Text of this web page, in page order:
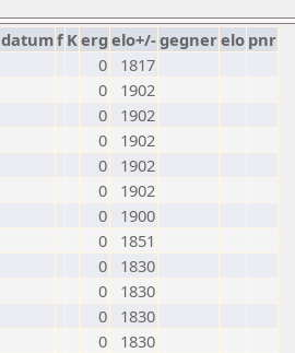
datumf Kerg elo+/-gegnerelo pnr
0
1817
0
1902
0
1902
0
1902
0
1902
0
1902
0
1900
0
1851
0
1830
0
1830
0
1830
0
1830